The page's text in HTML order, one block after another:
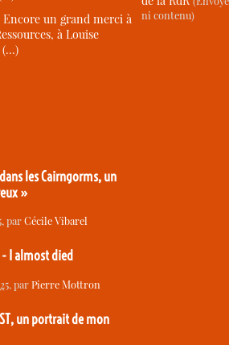
Encore un grand merci à
à Louise
(…)
les Cairngorms, un
»
, parCécile Vibarel
I almost died
, parPierre Mottron
un portrait de mon
ni contenu)